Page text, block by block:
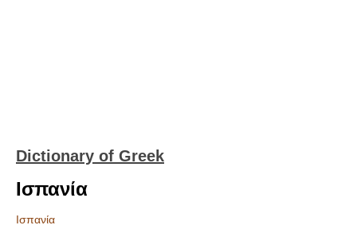
Dictionary of Greek
Ισπανία
Ισπανία